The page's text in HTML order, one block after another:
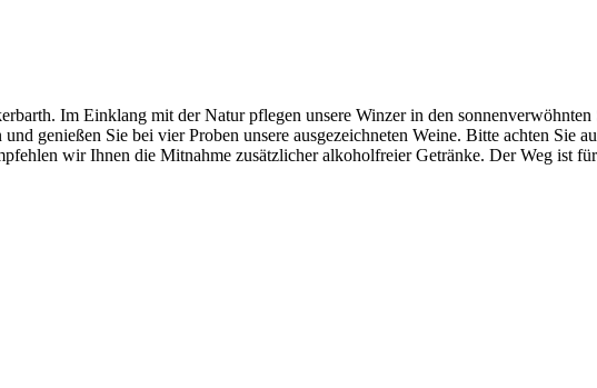
Im Einklang mit der Natur pflegen unsere Winzer in den
genießen Sie bei vier Proben unsere ausgezeichneten Weine. Bitte achten Sie
wir Ihnen die Mitnahme zusätzlicher alkoholfreier Getränke. Der Weg ist